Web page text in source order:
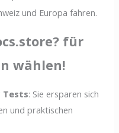
und Europa fahren.
für
wählen!
Tests: Sie ersparen sich
und praktischen